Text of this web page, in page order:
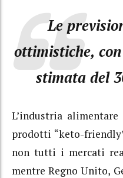
Le
ottimistiche,
stimata del
L’industria
prodotti “keto-
non tutti i mercati
mentre Regno Unito,